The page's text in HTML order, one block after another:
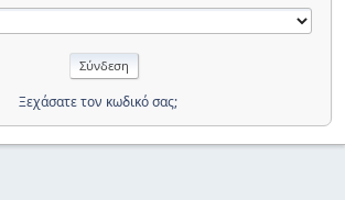
Ξεχάσατε τον κωδικό σας;